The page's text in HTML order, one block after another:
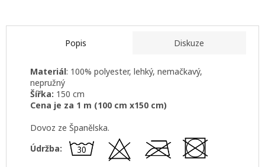
Popis Diskuze
Materiál: 100% polyester, lehký, nemačkavý,
nepružný
Šířka: 150 cm
Cena je za 1 m (100 cm x150 cm)
Dovoz ze Španělska.
Údržba: